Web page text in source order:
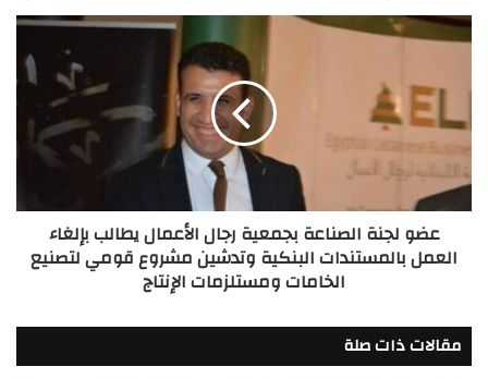
وزارة
التضامن
السنوية
جديدة"
كعضواً
بلجنة
عضو
لجنة
بجمعية
رجال
يطالب
بإلغاء
العمل
بالمستندات
البنكية
لتصنيع
الخامات
عضو لجنة الصناعة بجمعية رجال الأعمال يطالب بإلغاء
العمل بالمستندات البنكية وتدشين مشروع قومي لتصنيع
الخامات ومستلزمات الإنتاج
مقالات ذات صلة